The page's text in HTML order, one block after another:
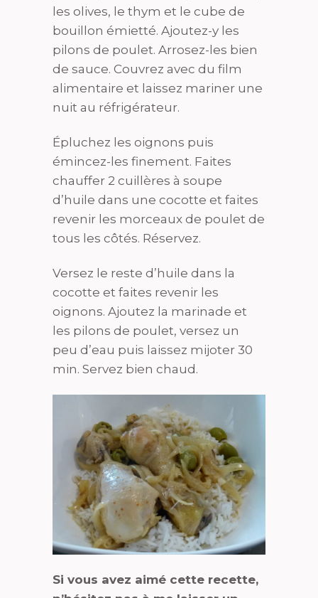
les olives, le thym et le cube de
bouillon émietté. Ajoutez-y les
pilons de poulet. Arrosez-les bien
de sauce. Couvrez avec du film
alimentaire et laissez mariner une
nuit au réfrigérateur.
Épluchez les oignons puis
émincez-les finement. Faites
chauffer 2 cuillères à soupe
d’huile dans une cocotte et faites
revenir les morceaux de poulet de
tous les côtés. Réservez.
Versez le reste d’huile dans la
cocotte et faites revenir les
oignons. Ajoutez la marinade et
les pilons de poulet, versez un
peu d’eau puis laissez mijoter 30
min. Servez bien chaud.
Si vous avez aimé cette recette,